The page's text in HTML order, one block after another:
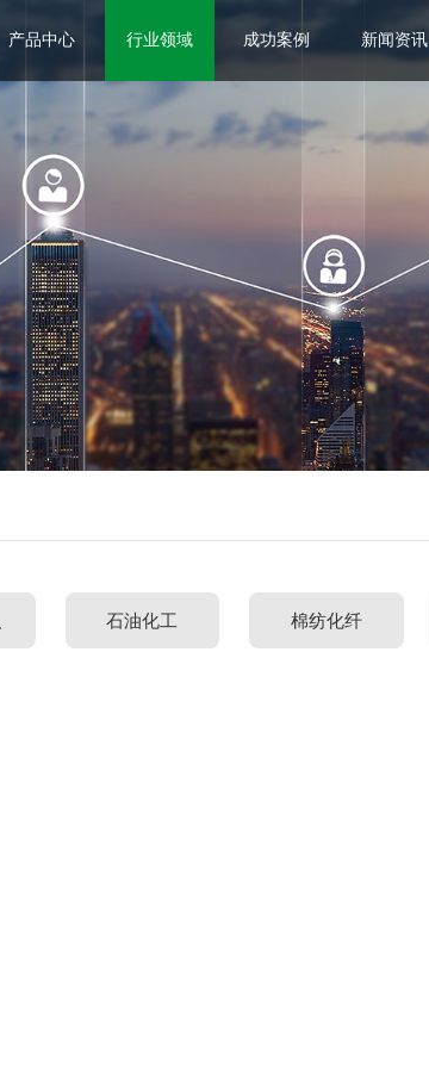
产品中心 行业领域
轨道交通
工业机器人
石油化工
棉纺化纤
造纸木业
卫浴阀芯
成功案例 新闻资讯
石油化工 棉纺化纤